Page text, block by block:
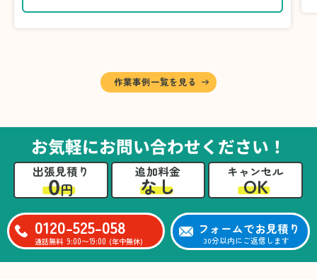
に仕分けしました。
A様から「手際よく進めてくれて助かりまし
るのは難しかったと思います」との温かいお言
葉をいただきました。遺品整理という心の負担
が大きい作業において、少しでもA様の力にな
れたことをスタッフ一同嬉しく思います。
作業事例一覧を見る
お気軽にお問い合わせください！
出張見積り
0円
追加料金
なし
キャンセル
OK
0120-525-058
通話無料 9:00〜19:00 (年中無休)
フォームでお見積り
30分以内にご返信します